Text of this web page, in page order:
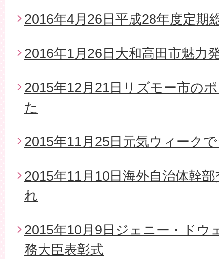
2016年4月26日平成28年度定期
2016年1月26日大和高田市魅力
2015年12月21日リズモー市の
た
2015年11月25日元気ウィーク
2015年11月10日海外自治体幹
れ
2015年10月9日ジェニー・ドウ
務大臣表彰式